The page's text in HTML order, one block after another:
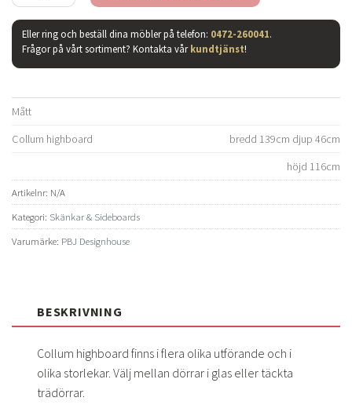
Eller ring och beställ dina möbler på telefon: 0472-260041.
Frågor på vårt sortiment? Kontakta vårkundtjänst!
Mått
Collum highboard
bredd 139cm djup 46cm
höjd 116cm
Artikelnr: N/A
Kategori: Skänkar & Sideboards
Varumärke: PBJ Designhouse
BESKRIVNING
Collum highboard finns i flera olika utförande och i
olika storlekar. Välj mellan dörrar i glas eller täckta
trädörrar.